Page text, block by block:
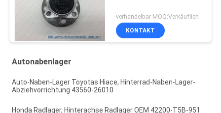
verhandelbar MOQ:Verkäuflich
KONTAKT
Autonabenlager
Auto-Naben-Lager Toyotas Hiace, Hinterrad-Naben-Lager-
Abziehvorrichtung 43560-26010
Honda Radlager, Hinterachse Radlager OEM 42200-T5B-951